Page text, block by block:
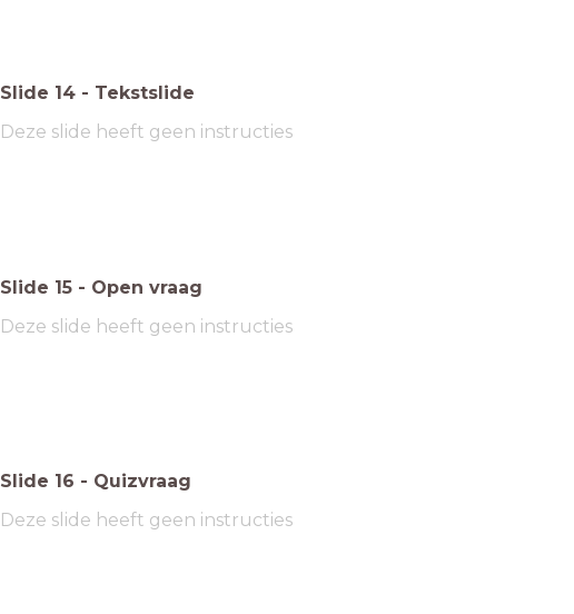
Slide 14 - Tekstslide
Deze slide heeft geen instructies
Slide 15 - Open vraag
Deze slide heeft geen instructies
Slide 16 - Quizvraag
Deze slide heeft geen instructies